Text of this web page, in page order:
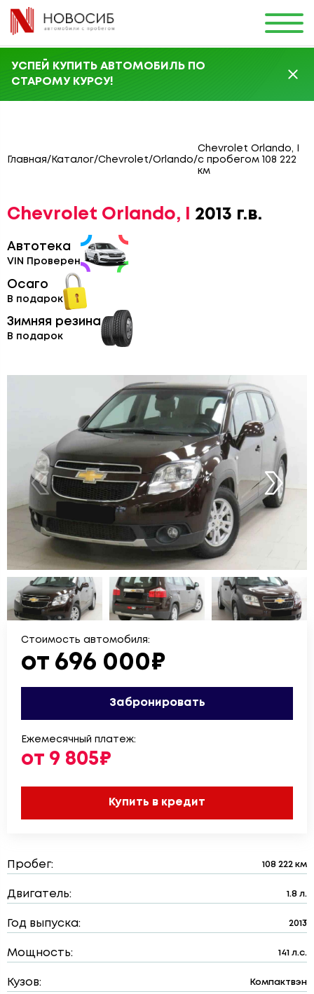
УСПЕЙ КУПИТЬ АВТОМОБИЛЬ ПО
СТАРОМУ КУРСУ!
Главная/ Каталог/Chevrolet/Orlando/
Chevrolet Orlando, I
с пробегом 108 222
км
Chevrolet Orlando, I 2013 г.в.
Автотека
VIN Проверен
Осаго
В подарок
Зимняя резина
В подарок
Стоимость автомобиля:
от 696 000₽
Забронировать
Ежемесячный платеж:
от 9 805₽
Купить в кредит
Пробег: 108 222 км
Двигатель: 1.8 л.
Год выпуска: 2013
Мощность: 141 л.с.
Кузов: Компактвэн